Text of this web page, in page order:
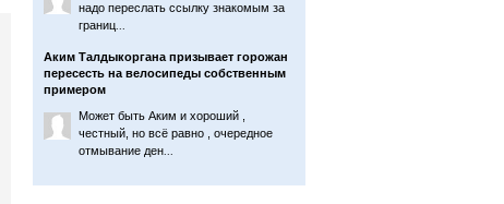
надо переслать ссылку знакомым за
границ...
Аким Талдыкоргана призывает горожан
пересесть на велосипеды собственным
примером
Может быть Аким и хороший ,
честный, но всё равно , очередное
отмывание ден...